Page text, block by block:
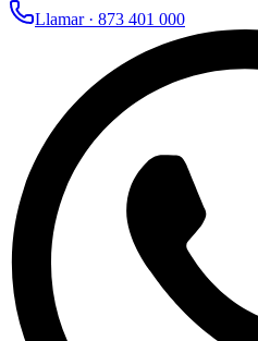
Llamar · 873 401 000